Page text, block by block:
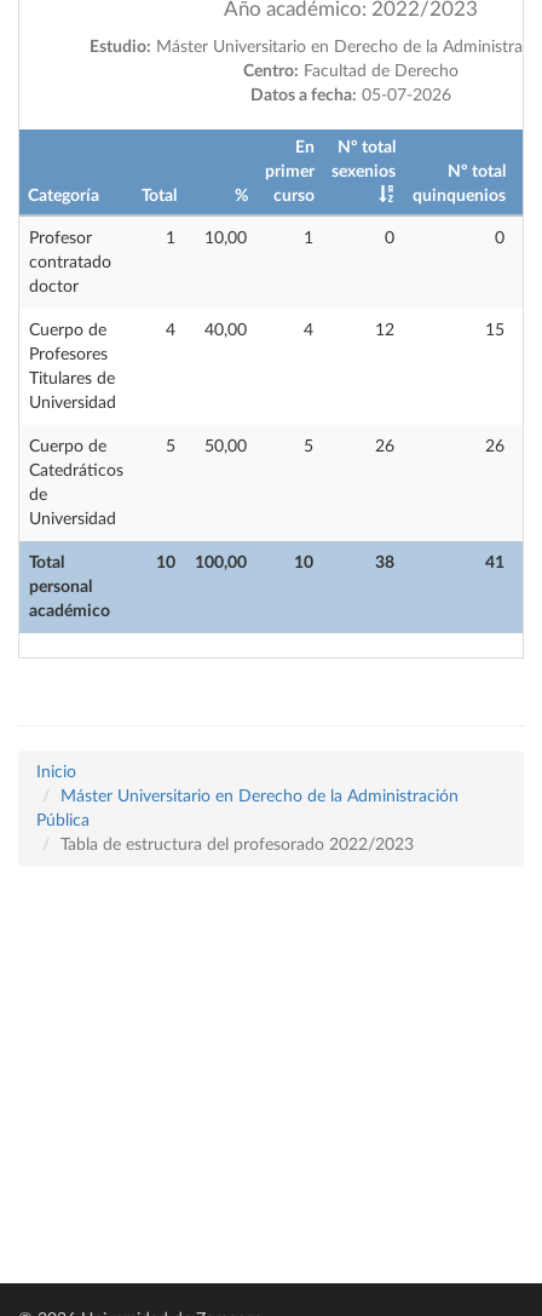
Año académico: 2022/2023
Estudio: Máster Universitario en Derecho de la
Centro: Facultad de Derecho
Datos a fecha: 05-07-2026
Categoría Total %
En
primer
curso
Nº total
sexenios
Nº total
quinquenios
Total
personal
académico
10 100,00 10 38 41
Profesor
contratado
doctor
1 10,00 1 0 0
Cuerpo de
Profesores
Titulares de
Universidad
4 40,00 4 12 15
Cuerpo de
Catedráticos
de
Universidad
5 50,00 5 26 26
Inicio
Máster Universitario en Derecho de la Administración
Pública
Tabla de estructura del profesorado 2022/2023